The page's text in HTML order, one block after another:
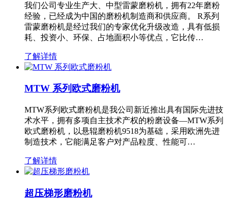
我们公司专业生产大、中型雷蒙磨粉机，拥有22年磨粉
经验，已经成为中国的磨粉机制造商和供应商。 R系列
雷蒙磨粉机是经过我们的专家优化升级改造，具有低损
耗、投资小、环保、占地面积小等优点，它比传…
了解详情
MTW 系列欧式磨粉机
MTW系列欧式磨粉机是我公司新近推出具有国际先进技
术水平，拥有多项自主技术产权的粉磨设备—MTW系列
欧式磨粉机，以悬辊磨粉机9518为基础，采用欧洲先进
制造技术，它能满足客户对产品粒度、性能可…
了解详情
超压梯形磨粉机